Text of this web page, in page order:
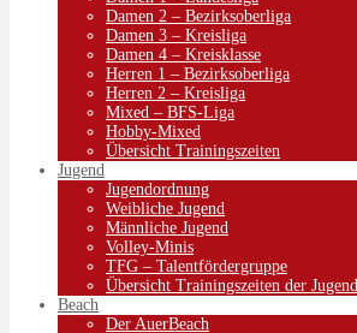
Damen 2 – Bezirksoberliga
Damen 3 – Kreisliga
Damen 4 – Kreisklasse
Herren 1 – Bezirksoberliga
Herren 2 – Kreisliga
Mixed – BFS-Liga
Hobby-Mixed
Übersicht Trainingszeiten
Jugend
Jugendordnung
Weibliche Jugend
Männliche Jugend
Volley-Minis
TFG – Talentfördergruppe
Übersicht Trainingszeiten der Jugend
Beach
Der AuerBeach